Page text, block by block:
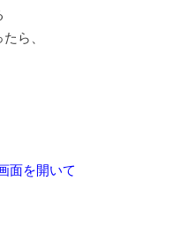
ら、
面を開いて